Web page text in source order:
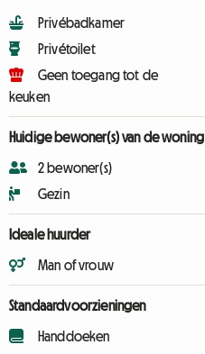
Privébadkamer
Privétoilet
Geen toegang tot de
keuken
Huidige bewoner(s) van de woning
2 bewoner(s)
Gezin
Ideale huurder
Man of vrouw
Standaardvoorzieningen
Handdoeken